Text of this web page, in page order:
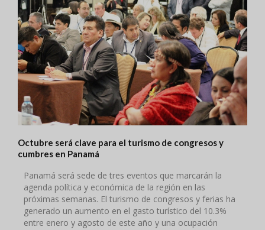
Octubre será clave para el turismo de congresos y
cumbres en Panamá
Panamá será sede de tres eventos que marcarán la
agenda política y económica de la región en las
próximas semanas. El turismo de congresos y ferias ha
generado un aumento en el gasto turístico del 10.3%
entre enero y agosto de este año y una ocupación